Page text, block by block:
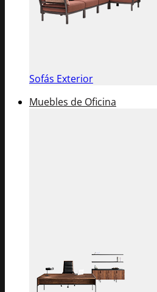
Sofás Exterior
Muebles de Oficina